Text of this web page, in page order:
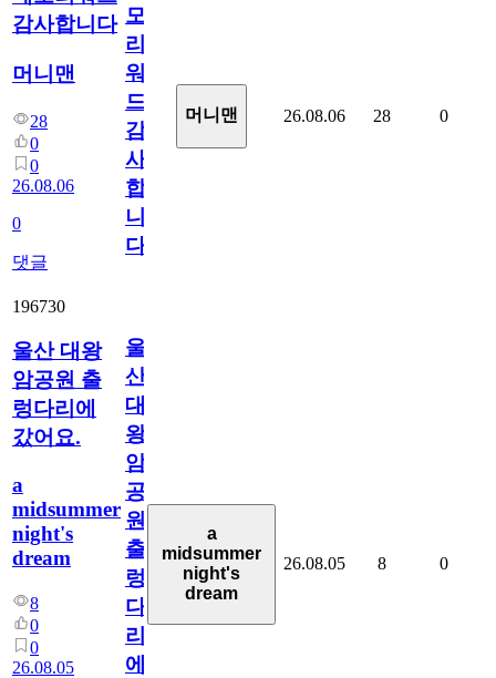
감사합니다
머니맨
28
0
0
26.08.06
0
댓글
모
리
워
드
감
사
합
니
다
머니맨 26.08.06 28 0
196730
울산 대왕
암공원 출
렁다리에
갔어요.
a
midsummer
night's
dream
8
0
0
26.08.05
울
산
대
왕
암
공
원
출
렁
다
리
에
a
midsummer
night's
dream
26.08.05 8 0